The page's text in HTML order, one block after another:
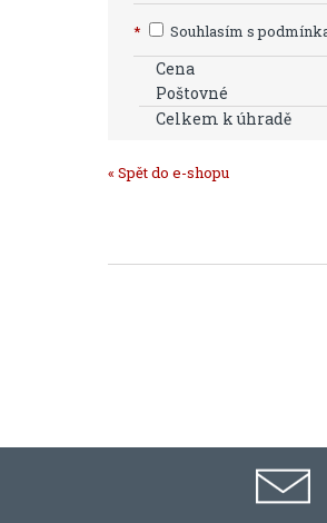
* Souhlasím s
Cena
Poštovné
Celkem k úhradě
« Spět do e-shopu